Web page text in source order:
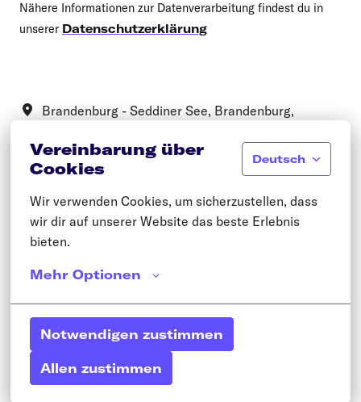
Vereinbarung über
Cookies
Deutsch
Wir verwenden Cookies, um sicherzustellen, dass
wir dir auf unserer Website das beste Erlebnis
bieten.
Mehr Optionen
Notwendigen zustimmen
Allen zustimmen
Nähere Informationen zur Datenverarbeitung findest du in
unserer Datenschutzerklärung
Brandenburg - Seddiner See, Brandenburg,
Bewerben
Mit WhatsApp bewerben
oder